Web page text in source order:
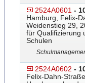
2524A0601 -
Hamburg, Felix-
Weidenstieg 29,
für Qualifizierung
Schulen
2524A0602 -
Felix-Dahn-